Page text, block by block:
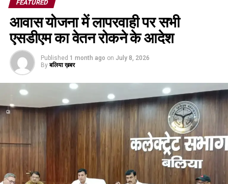
FEATURED
आवास योजना में लापरवाही पर सभी
एसडीएम का वेतन रोकने के आदेश
Published 1 month ago on July 8, 2026
By बलिया ख़बर